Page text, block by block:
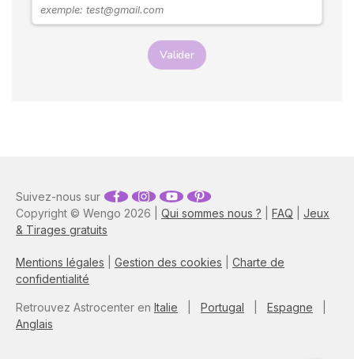
Valider
Copyright © Wengo 2026 | Qui sommes nous ? FAQ
Jeux
& Tirages gratuits
Mentions légales Gestion des cookies
Charte de
confidentialité
Suivez-nous sur
Retrouvez Astrocenter en Italie Portugal Espagne
Anglais